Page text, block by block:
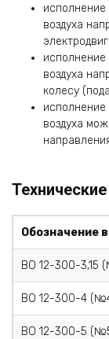
исполнение
воздуха
воздуха
колесу
воздуха
Обозначение
ВО 12-300-3,15
ВО 12-300-4
ВО 12-300-5